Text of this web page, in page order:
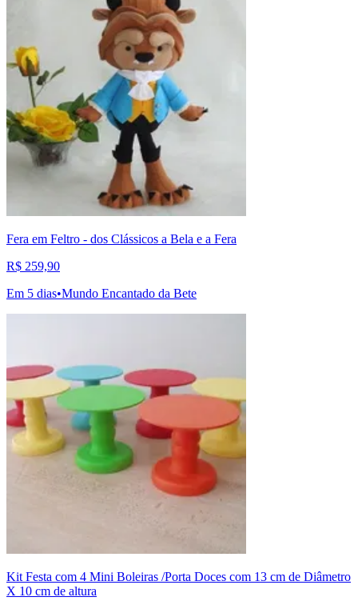
Fera em Feltro - dos Clássicos a Bela e a Fera
R$ 259,90
Em 5 dias•Mundo Encantado da Bete
Kit Festa com 4 Mini Boleiras /Porta Doces com 13 cm de Diâmetro
X 10 cm de altura